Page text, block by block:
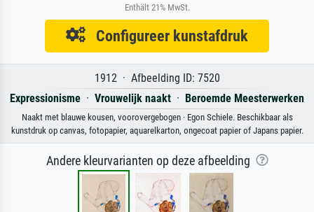
Enthält 21% MwSt.
Configureer kunstafdruk
1912 · Afbeelding ID: 7520
Expressionisme · Vrouwelijk naakt · Beroemde Meesterwerken
Naakt met blauwe kousen, voorovergebogen · Egon Schiele. Beschikbaar als
kunstdruk op canvas, fotopapier, aquarelkarton, ongecoat papier of Japans papier.
Andere kleurvarianten op deze afbeelding